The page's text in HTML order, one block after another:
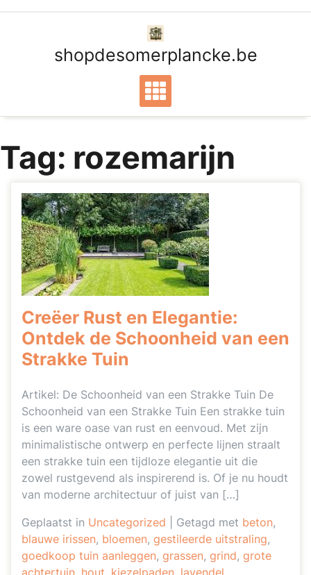
shopdesomerplancke.be
Tag: rozemarijn
Creëer Rust en Elegantie:
Ontdek de Schoonheid van een
Strakke Tuin
Artikel: De Schoonheid van een Strakke Tuin De
Schoonheid van een Strakke Tuin Een strakke tuin
is een ware oase van rust en eenvoud. Met zijn
minimalistische ontwerp en perfecte lijnen straalt
een strakke tuin een tijdloze elegantie uit die
zowel rustgevend als inspirerend is. Of je nu houdt
van moderne architectuur of juist van […]
Geplaatst in Uncategorized Getagd met beton,
blauwe irissen, bloemen, gestileerde uitstraling,
goedkoop tuin aanleggen, grassen, grind, grote
achtertuin, hout, kiezelpaden, lavendel,